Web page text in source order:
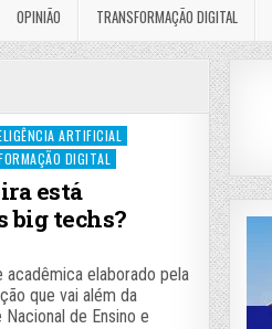
OPINIÃO TRANSFORMAÇÃO DIGITAL
ARTIFICIAL
DIGITAL
está
big techs?
elaborado pela
que vai além da
de Ensino e